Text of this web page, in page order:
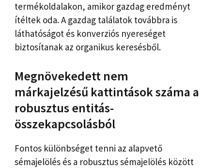
termékoldalakon, amikor gazdag eredményt
ítéltek oda. A gazdag találatok továbbra is
láthatóságot és konverziós nyereséget
biztosítanak az organikus keresésből.
Megnövekedett nem
márkajelzésű kattintások száma a
robusztus entitás-
összekapcsolásból
Fontos különbséget tenni az alapvető
sémajelölés és a robusztus sémajelölés között